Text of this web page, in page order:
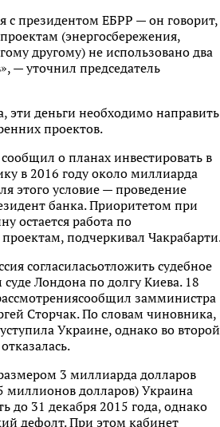
с президентом ЕБРР — он говорит,
(энергосбережения,
другому) не использовано два
— уточнил председатель
эти деньги необходимо направить
проектов.
о планах инвестировать в
в 2016 году около миллиарда
этого условие — проведение
банка. Приоритетом при
остается работа по
подчеркивал
согласиласьотложить судебное
Лондона по долгу Киева. 18
замминистра
Сторчак. По словам чиновника,
Украине, однако во второй
3 миллиарда долларов
долларов) Украина
до 31 декабря 2015 года, однако
дефолт. При этом кабинет